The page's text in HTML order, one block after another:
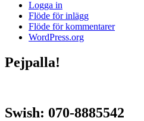
Logga in
Flöde för inlägg
Flöde för kommentarer
WordPress.org
Pejpalla!
Swish: 070-8885542